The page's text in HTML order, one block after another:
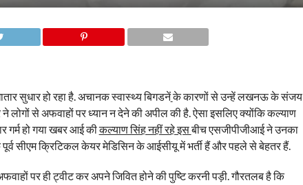
सुधार हो रहा है. अचानक स्वास्थ्य बिगडनेंके कारणों से उन्हें लखनऊ के संजय
ने लोगों से अफवाहों पर ध्यान न देने की अपील की है. ऐसा इसलिए क्योंकि कल्याण
गर्म हो गया खबर आई कीकल्याण सिंह नहीं रहे इसबीच एसजीपीजीआई ने उनका
सीएम क्रिटिकल केयर मेडिसिन के आईसीयू में भर्ती हैं और पहले से बेहतर हैं.
पर ही ट्वीट कर अपने जिवित होने की पुष्टि करनी पड़ी. गौरतलब है कि